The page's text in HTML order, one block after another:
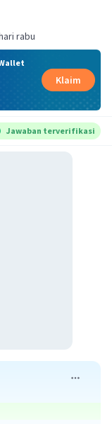
rabu
Klaim
Jawaban terverifikasi